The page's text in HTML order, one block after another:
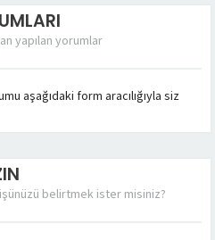
yapılan yorumlar
aşağıdaki form aracılığıyla siz
belirtmek ister misiniz?